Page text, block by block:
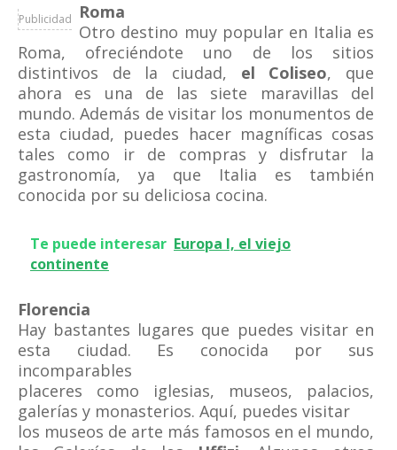
Publicidad
Roma
Otro destino muy popular en Italia es
Roma, ofreciéndote uno de los sitios
distintivos de la ciudad, el Coliseo, que
ahora es una de las siete maravillas del
mundo. Además de visitar los monumentos de
esta ciudad, puedes hacer magníficas cosas
tales como ir de compras y disfrutar la
gastronomía, ya que Italia es también
conocida por su deliciosa cocina.
Te puede interesar Europa I, el viejo
continente
Florencia
Hay bastantes lugares que puedes visitar en
esta ciudad. Es conocida por sus
incomparables
placeres como iglesias, museos, palacios,
galerías y monasterios. Aquí, puedes visitar
los museos de arte más famosos en el mundo,